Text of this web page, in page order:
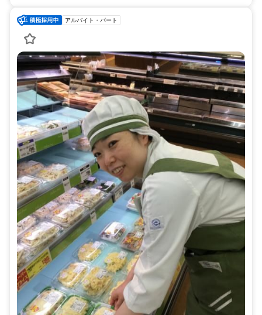
アルバイト・パート